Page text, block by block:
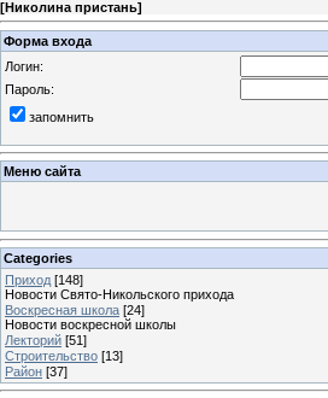
[Николина пристань]
Форма входа
Логин:
Пароль:
запомнить
Меню сайта
Categories
Приход [148]
Новости Свято-Никольского прихода
Воскресная школа [24]
Новости воскресной школы
Лекторий [51]
Строительство [13]
Район [37]